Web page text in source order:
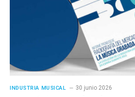
INDUSTRIA MUSICAL 30 junio 2026